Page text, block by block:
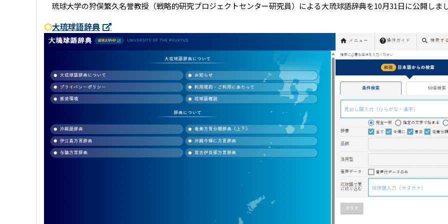
琉球大学の狩俣繁久名誉教授（戦略的研究プロジェクトセンター研究員）による大琉球語辞典を10月31日に公開しま
〇大琉球語辞典